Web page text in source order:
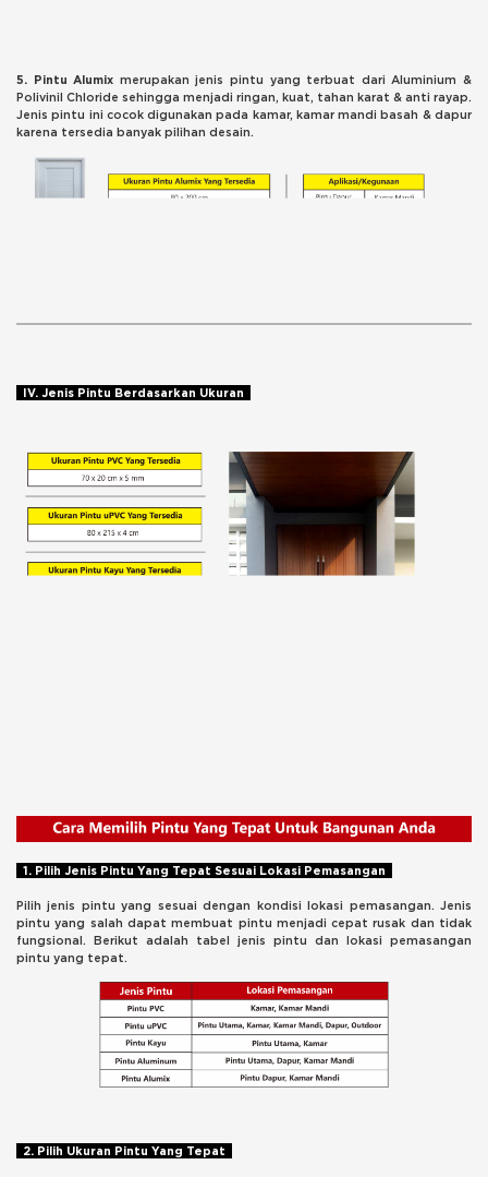
5. Pintu Alumix merupakan jenis pintu yang terbuat dari Aluminium &
Polivinil Chloride sehingga menjadi ringan, kuat, tahan karat & anti rayap.
Jenis pintu ini cocok digunakan pada kamar, kamar mandi basah & dapur
karena tersedia banyak pilihan desain.
IV. Jenis Pintu Berdasarkan Ukuran
1. Pilih Jenis Pintu Yang Tepat Sesuai Lokasi Pemasangan
Pilih jenis pintu yang sesuai dengan kondisi lokasi pemasangan. Jenis
pintu yang salah dapat membuat pintu menjadi cepat rusak dan tidak
fungsional. Berikut adalah tabel jenis pintu dan lokasi pemasangan
pintu yang tepat.
2. Pilih Ukuran Pintu Yang Tepat